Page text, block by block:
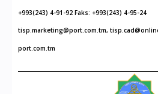
+993(243) 4-91-92 Faks: +993(243) 4-95-24
tisp.marketing@port.com.tm,
port.com.tm